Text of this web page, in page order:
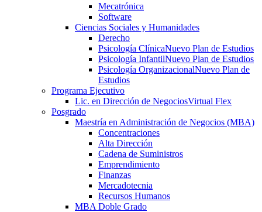
Mecatrónica
Software
Ciencias Sociales y Humanidades
Derecho
Psicología ClínicaNuevo Plan de Estudios
Psicología InfantilNuevo Plan de Estudios
Psicología OrganizacionalNuevo Plan de
Estudios
Programa Ejecutivo
Lic. en Dirección de NegociosVirtual Flex
Posgrado
Maestría en Administración de Negocios (MBA)
Concentraciones
Alta Dirección
Cadena de Suministros
Emprendimiento
Finanzas
Mercadotecnia
Recursos Humanos
MBA Doble Grado